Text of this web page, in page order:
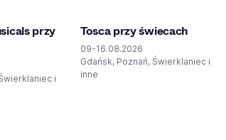
przy
i
Tosca przy świecach
09-16.08.2026
Gdańsk, Poznań, Świerklaniec i
inne